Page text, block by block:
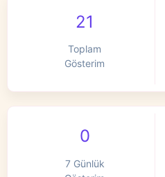
21
Toplam
Gösterim
0
7 Günlük